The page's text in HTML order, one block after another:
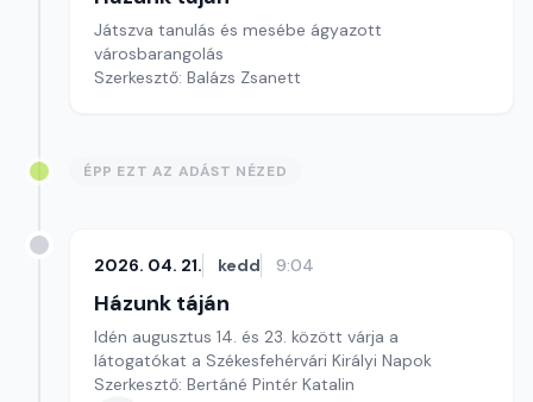
Játszva tanulás és mesébe ágyazott
városbarangolás
Szerkesztő: Balázs Zsanett
ÉPP EZT AZ ADÁST NÉZED
2026. 04. 21. kedd 9:04
Házunk táján
Idén augusztus 14. és 23. között várja a
látogatókat a Székesfehérvári Királyi Napok
Szerkesztő: Bertáné Pintér Katalin